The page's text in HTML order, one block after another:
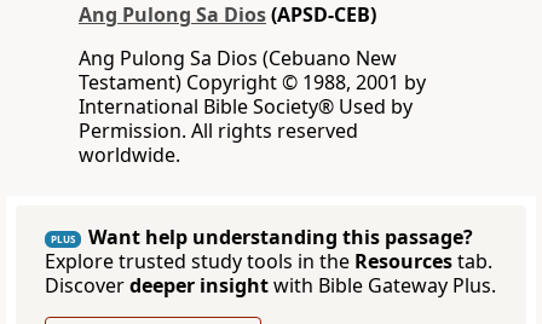
Ang Pulong Sa Dios(APSD-CEB)
Ang Pulong Sa Dios (Cebuano New
Testament) Copyright © 1988, 2001 by
International Bible Society® Used by
Permission. All rights reserved
worldwide.
PLUS
Want help understanding this passage?
Explore trusted study tools in the Resourcestab.
Discoverdeeper insightwith Bible Gateway Plus.